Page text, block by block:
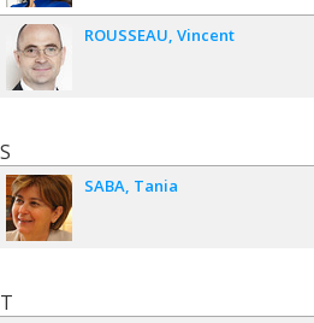
ROUSSEAU Vincent
S
SABA Tania
T